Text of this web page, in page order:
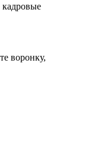
кадровые
воронку,